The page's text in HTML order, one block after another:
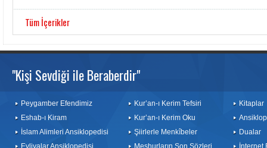
Tüm İçerikler
"Kişi Sevdiği ile Beraberdir"
Peygamber Efendimiz
Eshab-ı Kiram
İslam Alimleri Ansiklopedisi
Evliyalar Ansiklopedisi
Kur’an-ı Kerim Tefsiri
Kur’an-ı Kerim Oku
Şiirlerle Menkîbeler
Meşhurların Son Sözleri
Kitaplar
Dualar
İnternet